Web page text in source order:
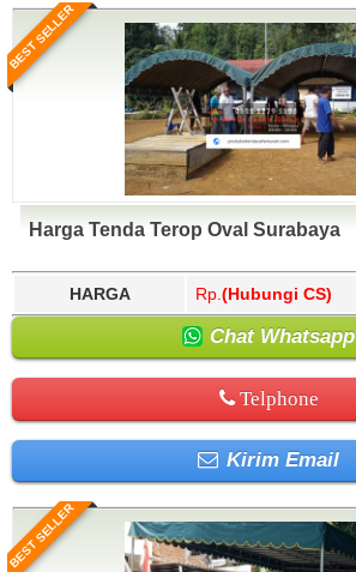
BEST SELLER
Harga Tenda Terop Oval Surabaya
HARGA Rp. (Hubungi CS)
Chat Whatsapp
Telphone
Kirim Email
BEST SELLER